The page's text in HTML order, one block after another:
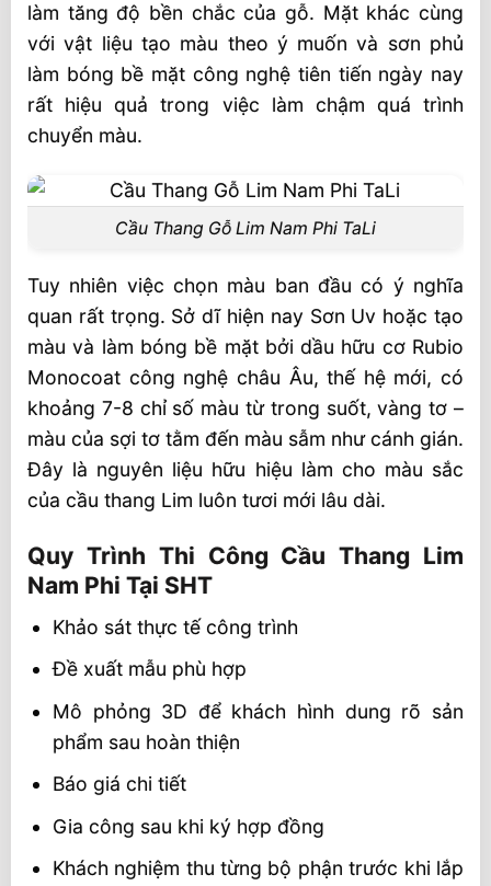
làm tăng độ bền chắc của gỗ. Mặt khác cùng
với vật liệu tạo màu theo ý muốn và sơn phủ
làm bóng bề mặt công nghệ tiên tiến ngày nay
rất hiệu quả trong việc làm chậm quá trình
chuyển màu.
Cầu Thang Gỗ Lim Nam Phi TaLi
Tuy nhiên việc chọn màu ban đầu có ý nghĩa
quan rất trọng. Sở dĩ hiện nay Sơn Uv hoặc tạo
màu và làm bóng bề mặt bởi dầu hữu cơ Rubio
Monocoat công nghệ châu Âu, thế hệ mới, có
khoảng 7-8 chỉ số màu từ trong suốt, vàng tơ –
màu của sợi tơ tằm đến màu sẫm như cánh gián.
Đây là nguyên liệu hữu hiệu làm cho màu sắc
của cầu thang Lim luôn tươi mới lâu dài.
Quy Trình Thi Công Cầu Thang Lim
Nam Phi Tại SHT
Khảo sát thực tế công trình
Đề xuất mẫu phù hợp
Mô phỏng 3D để khách hình dung rõ sản
phẩm sau hoàn thiện
Báo giá chi tiết
Gia công sau khi ký hợp đồng
Khách nghiệm thu từng bộ phận trước khi lắp